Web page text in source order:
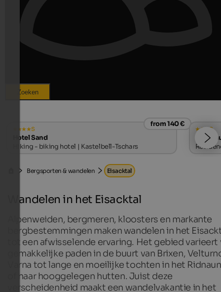
Zoeken
s
from 140 €
Hotel Sand
Hiking - biking hotel | Kastelbell-Tschars
s
Bergsporten & wandelen Eisacktal
Wandelen in het Eisacktal
Alpenweiden, bergmeren, kloosters en markante
bergbestemmingen maken wandelen in het
tot een afwisselende ervaring. Het gebied varieert
gemakkelijke paden in de buurt van Brixen,
Varna tot lange en moeilijke tochten in het
of naar hooggelegen hutten. Juist deze
verscheidenheid maakt een wandelvakantie in het